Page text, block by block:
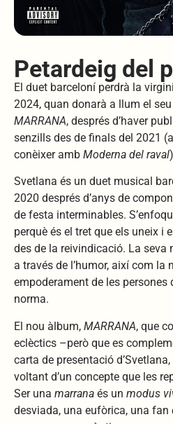
Petardeig del
El duet barceloní perdrà la
2024, quan donarà a llum el
MARRANA, després d’haver
senzills des de finals del 2021
conèixer amb Moderna del raval
Svetlana és un duet musical
2020 després d’anys de
de festa interminables.
perquè és el tret que els uneix i
des de la reivindicació. La
a través de l’humor, així com la
empoderament de les persones
norma.
El nou àlbum, MARRANA, que
eclèctics –però que es
carta de presentació d’Svetlana,
voltant d’un concepte que les
Ser una marrana és un modus
desviada, una eufòrica, una fan